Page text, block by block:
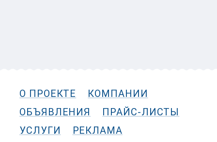
О ПРОЕКТЕ
КОМПАНИИ
ОБЪЯВЛЕНИЯ
ПРАЙС-ЛИСТЫ
УСЛУГИ
РЕКЛАМА